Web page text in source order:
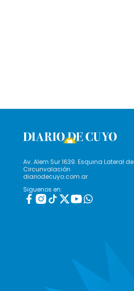
Av. Alem Sur 1639. Esquina Lateral de
Circunvalación
diariodecuyo.com.ar
Siguenos en: